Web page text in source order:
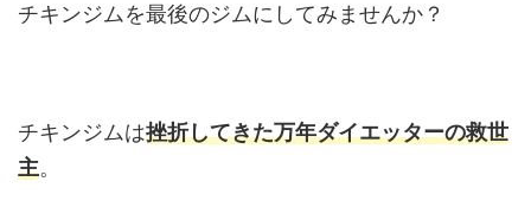
チキンジムを最後のジムにしてみませんか？
チキンジムは挫折してきた万年ダイエッターの救世
主。